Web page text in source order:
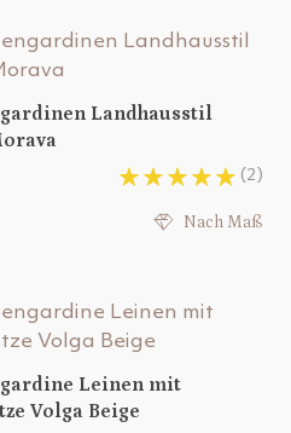
Landhausstil
(2)
Nach Maß
Leinen mit
Volga Beige